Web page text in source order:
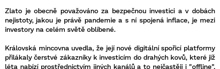
Zlato je obecně považováno za bezpečnou investici a v dobách
nejistoty, jakou je právě pandemie a s ní spojená inflace, je mezi
investory na celém světě oblíbené.
Královská mincovna uvedla, že její nové digitální spořicí platformy
přilákaly čerstvé zákazníky k investicím do drahých kovů, které již
léta nabízí prostřednictvím jiných kanálů a to nejčastěji i "offline",